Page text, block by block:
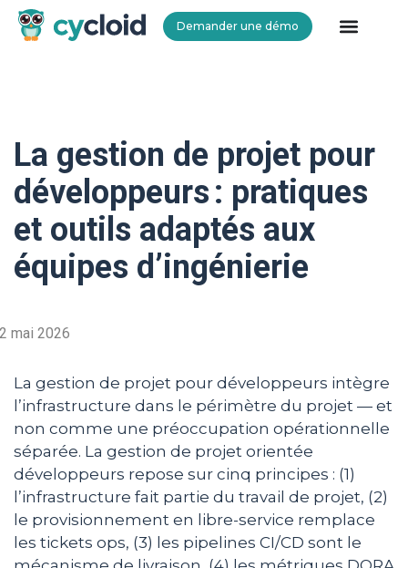
Demander une démo
La gestion de projet pour
développeurs : pratiques
et outils adaptés aux
équipes d’ingénierie
mai 2026
La gestion de projet pour développeurs intègre
l’infrastructure dans le périmètre du projet — et
non comme une préoccupation opérationnelle
séparée. La gestion de projet orientée
développeurs repose sur cinq principes : (1)
l’infrastructure fait partie du travail de projet, (2)
le provisionnement en libre-service remplace
les tickets ops, (3) les pipelines CI/CD sont le